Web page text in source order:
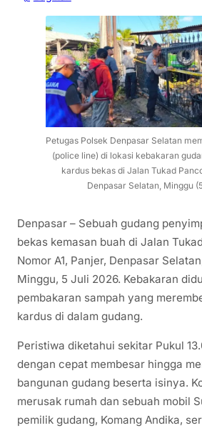
Petugas Polsek Denpasar Selatan
(police line) di lokasi kebakaran
kardus bekas di Jalan Tukad
Denpasar Selatan, Minggu
Denpasar – Sebuah gudang
bekas kemasan buah di Jalan
Nomor A1, Panjer, Denpasar
Minggu, 5 Juli 2026. Kebakaran
pembakaran sampah yang
kardus di dalam gudang.
Peristiwa diketahui sekitar Pukul
dengan cepat membesar hingga
bangunan gudang beserta isinya.
merusak rumah dan sebuah mobil
pemilik gudang, Komang Andika,